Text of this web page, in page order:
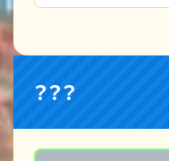
？？？